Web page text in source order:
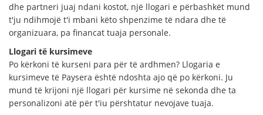
dhe partneri juaj ndani kostot, një llogari e përbashkët mund
t'ju ndihmojë t'i mbani këto shpenzime të ndara dhe të
organizuara, pa financat tuaja personale.
Llogari të kursimeve
Po kërkoni të kurseni para për të ardhmen? Llogaria e
kursimeve të Paysera është ndoshta ajo që po kërkoni. Ju
mund të krijoni një llogari për kursime në sekonda dhe ta
personalizoni atë për t'iu përshtatur nevojave tuaja.